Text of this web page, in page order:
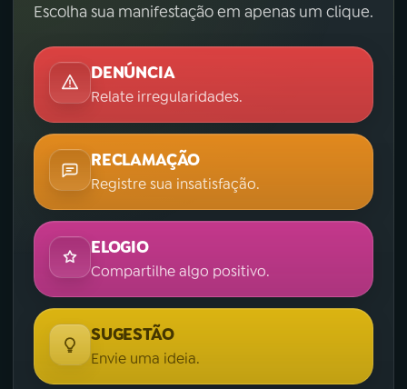
Escolha sua manifestação em apenas um clique.
DENÚNCIA
Relate irregularidades.
RECLAMAÇÃO
Registre sua insatisfação.
ELOGIO
Compartilhe algo positivo.
SUGESTÃO
Envie uma ideia.